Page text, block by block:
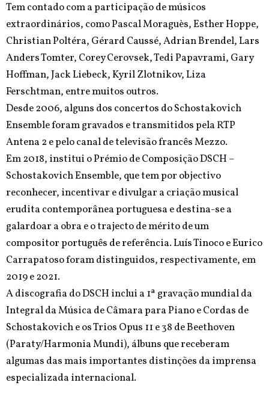
Tem contado com a participação de músicos
extraordinários, como Pascal Moraguès, Esther Hoppe,
Christian Poltéra, Gérard Caussé, Adrian Brendel, Lars
Anders Tomter, Corey Cerovsek, Tedi Papavrami, Gary
Hoffman, Jack Liebeck, Kyril Zlotnikov, Liza
Ferschtman, entre muitos outros.
Desde 2006, alguns dos concertos do Schostakovich
Ensemble foram gravados e transmitidos pela RTP
Antena 2 e pelo canal de televisão francês Mezzo.
Em 2018, institui o Prémio de Composição DSCH –
Schostakovich Ensemble, que tem por objectivo
reconhecer, incentivar e divulgar a criação musical
erudita contemporânea portuguesa e destina-se a
galardoar a obra e o trajecto de mérito de um
compositor português de referência. Luís Tinoco e Eurico
Carrapatoso foram distinguidos, respectivamente, em
2019 e 2021.
A discografia do DSCH inclui a 1ª gravação mundial da
Integral da Música de Câmara para Piano e Cordas de
Schostakovich e os Trios Opus 11 e 38 de Beethoven
(Paraty/Harmonia Mundi), álbuns que receberam
algumas das mais importantes distinções da imprensa
especializada internacional.